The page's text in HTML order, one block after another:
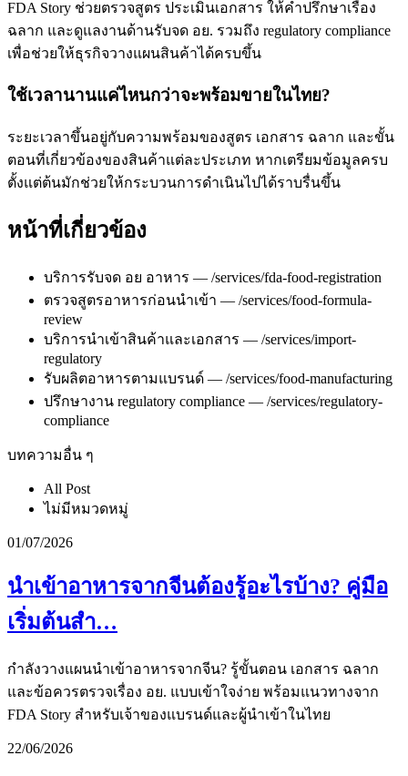
FDA Story ช่วยตรวจสูตร ประเมินเอกสาร ให้คำปรึกษาเรื่อง
ฉลาก และดูแลงานด้านรับจด อย. รวมถึง regulatory compliance
เพื่อช่วยให้ธุรกิจวางแผนสินค้าได้ครบขึ้น
ใช้เวลานานแค่ไหนกว่าจะพร้อมขายในไทย?
ระยะเวลาขึ้นอยู่กับความพร้อมของสูตร เอกสาร ฉลาก และขั้น
ตอนที่เกี่ยวข้องของสินค้าแต่ละประเภท หากเตรียมข้อมูลครบ
ตั้งแต่ต้นมักช่วยให้กระบวนการดำเนินไปได้ราบรื่นขึ้น
หน้าที่เกี่ยวข้อง
บริการรับจด อย อาหาร — /services/fda-food-registration
ตรวจสูตรอาหารก่อนนำเข้า — /services/food-formula-
review
บริการนำเข้าสินค้าและเอกสาร — /services/import-
regulatory
รับผลิตอาหารตามแบรนด์ — /services/food-manufacturing
ปรึกษางาน regulatory compliance — /services/regulatory-
compliance
บทความอื่น ๆ
All Post
ไม่มีหมวดหมู่
01/07/2026
นำเข้าอาหารจากจีนต้องรู้อะไรบ้าง? คู่มือ
เริ่มต้นสำ…
กำลังวางแผนนำเข้าอาหารจากจีน? รู้ขั้นตอน เอกสาร ฉลาก
และข้อควรตรวจเรื่อง อย. แบบเข้าใจง่าย พร้อมแนวทางจาก
FDA Story สำหรับเจ้าของแบรนด์และผู้นำเข้าในไทย
22/06/2026